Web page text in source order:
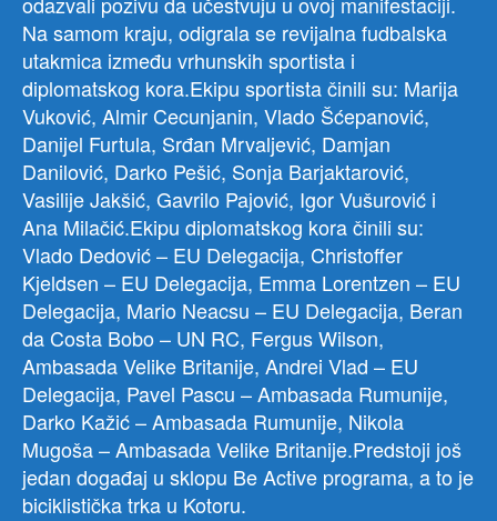
Na samom kraju, odigrala se revijalna fudbalska
utakmica između vrhunskih sportista i
diplomatskog kora.Ekipu sportista činili su: Marija
Vuković, Almir Cecunjanin, Vlado Šćepanović,
Danijel Furtula, Srđan Mrvaljević, Damjan
Danilović, Darko Pešić, Sonja Barjaktarović,
Vasilije Jakšić, Gavrilo Pajović, Igor Vušurović i
Ana Milačić.Ekipu diplomatskog kora činili su:
Vlado Dedović – EU Delegacija, Christoffer
Kjeldsen – EU Delegacija, Emma Lorentzen – EU
Delegacija, Mario Neacsu – EU Delegacija, Beran
da Costa Bobo – UN RC, Fergus Wilson,
Ambasada Velike Britanije, Andrei Vlad – EU
Delegacija, Pavel Pascu – Ambasada Rumunije,
Darko Kažić – Ambasada Rumunije, Nikola
Mugoša – Ambasada Velike Britanije.Predstoji još
jedan događaj u sklopu Be Active programa, a to je
biciklistička trka u Kotoru.